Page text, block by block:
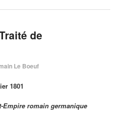
de
Le Boeuf
1801
Empire romain germanique